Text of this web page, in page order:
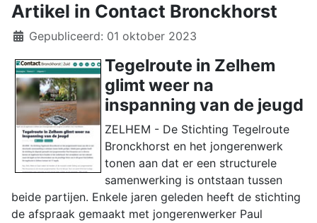
Artikel in Contact Bronckhorst
DetailsGepubliceerd: 01 oktober 2023
Tegelroute in Zelhem
glimt weer na
inspanning van de jeugd
ZELHEM - De Stichting Tegelroute
Bronckhorst en het jongerenwerk
tonen aan dat er een structurele
samenwerking is ontstaan tussen
beide partijen. Enkele jaren geleden heeft de stichting
de afspraak gemaakt met jongerenwerker Paul